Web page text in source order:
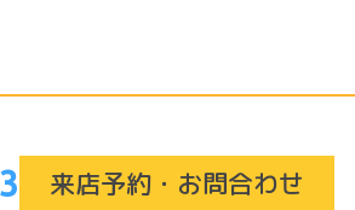
来店予約・お問合わせ